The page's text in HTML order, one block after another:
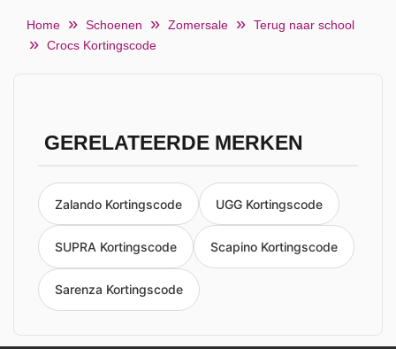
Home Schoenen Zomersale
Terug naar school
Crocs Kortingscode
GERELATEERDE MERKEN
Zalando Kortingscode UGG Kortingscode
SUPRA Kortingscode Scapino Kortingscode
Sarenza Kortingscode